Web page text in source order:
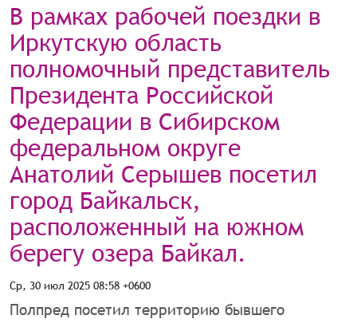
В рамках рабочей поездки в
Иркутскую область
полномочный представитель
Президента Российской
Федерации в Сибирском
федеральном округе
Анатолий Серышев посетил
город Байкальск,
расположенный на южном
берегу озера Байкал.
Ср, 30 июл 2025 08:58 +0600
Полпред посетил территорию бывшего